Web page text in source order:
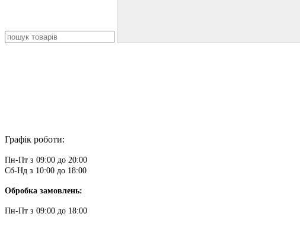
Графік роботи:
Пн-Пт з 09:00 до 20:00
Сб-Нд з 10:00 до 18:00
Обробка замовлень:
Пн-Пт з 09:00 до 18:00